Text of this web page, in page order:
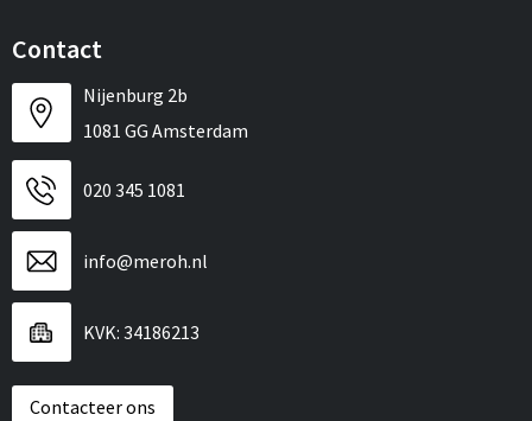
Contact
Nijenburg 2b
1081 GG Amsterdam
020 345 1081
info@meroh.nl
KVK: 34186213
Contacteer ons